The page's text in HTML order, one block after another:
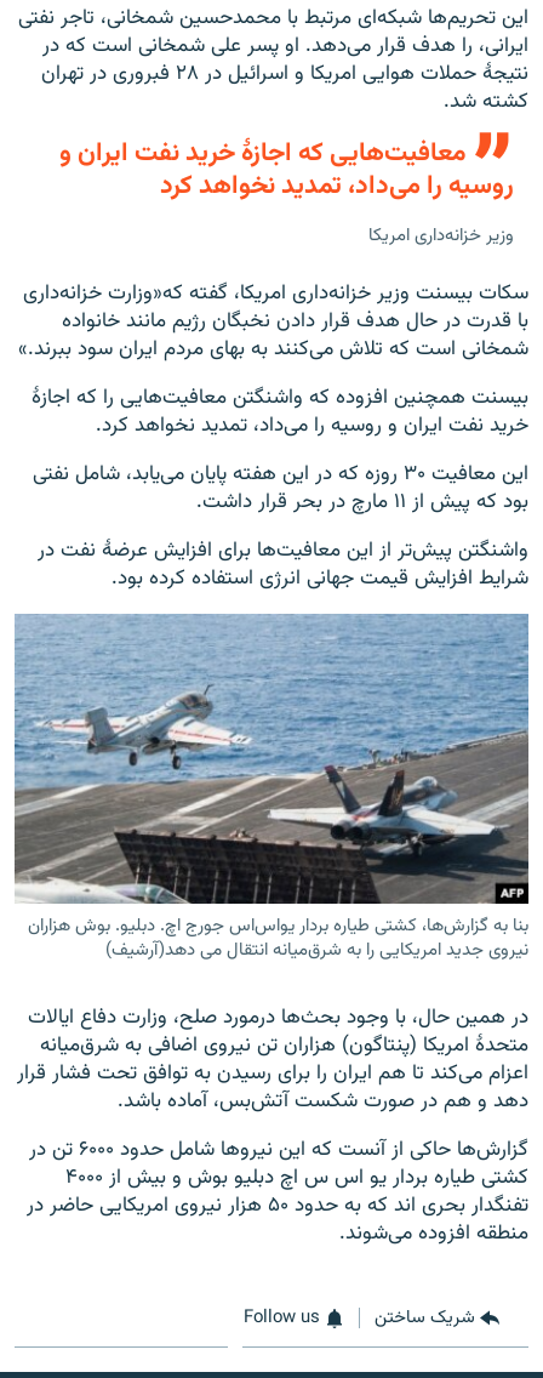
این تحریم‌ها شبکه‌ای مرتبط با محمدحسین شمخانی، تاجر نفتی
ایرانی، را هدف قرار می‌دهد. او پسر علی شمخانی است که در
نتیجۀ حملات هوایی امریکا و اسرائیل در ۲۸ فبروری در تهران
کشته شد.
معافیت‌هایی که اجازۀ خرید نفت ایران و
روسیه را می‌داد، تمدید نخواهد کرد
وزیر خزانه‌داری امریکا
سکات بیسنت وزیر خزانه‌داری امریکا، گفته که«وزارت خزانه‌داری
با قدرت در حال هدف قرار دادن نخبگان رژیم مانند خانواده
شمخانی است که تلاش می‌کنند به بهای مردم ایران سود ببرند.»
بیسنت همچنین افزوده که واشنگتن معافیت‌هایی را که اجازۀ
خرید نفت ایران و روسیه را می‌داد، تمدید نخواهد کرد.
این معافیت ۳۰ روزه که در این هفته پایان می‌یابد، شامل نفتی
بود که پیش از ۱۱ مارچ در بحر قرار داشت.
واشنگتن پیش‌تر از این معافیت‌ها برای افزایش عرضۀ نفت در
شرایط افزایش قیمت جهانی انرژی استفاده کرده بود.
بنا به گزارش‌ها، کشتی طیاره بردار یو‌اس‌اس جورج اچ. دبلیو. بوش هزاران
نیروی جدید امریکایی را به شرق‌میانه انتقال می دهد(آرشیف)
در همین حال، با وجود بحث‌ها درمورد صلح، وزارت دفاع ایالات
متحدۀ امریکا (پنتاگون) هزاران تن نیروی اضافی به شرق‌میانه
اعزام می‌کند تا هم ایران را برای رسیدن به توافق تحت فشار قرار
دهد و هم در صورت شکست آتش‌بس، آماده باشد.
گزارش‌ها حاکی از آنست که این نیروها شامل حدود ۶۰۰۰ تن در
کشتی طیاره بردار یو اس س اچ دبلیو بوش و بیش از ۴۰۰۰
تفنگدار بحری اند که به حدود ۵۰ هزار نیروی امریکایی حاضر در
منطقه افزوده می‌شوند.
شریک ساختن Follow us